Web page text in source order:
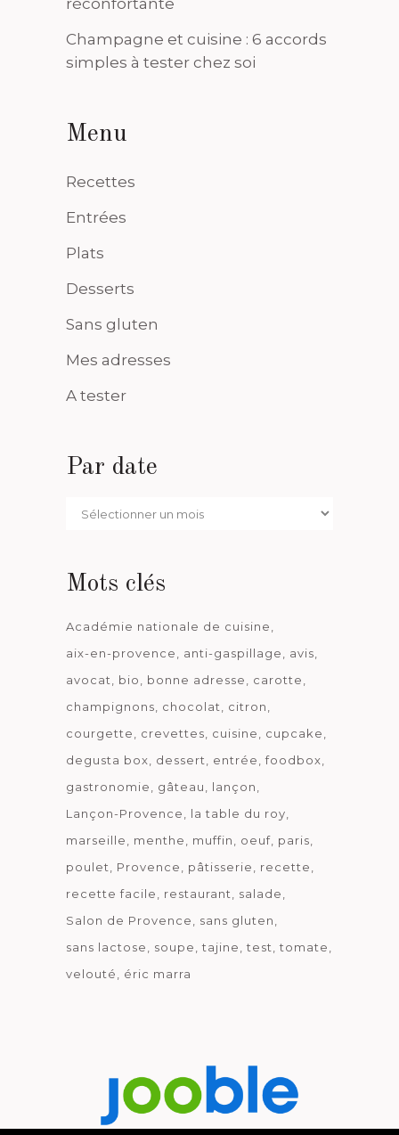
réconfortante
Champagne et cuisine : 6 accords
simples à tester chez soi
Menu
Recettes
Entrées
Plats
Desserts
Sans gluten
Mes adresses
A tester
Par date
Par
Mots clés
Académie nationale de cuisine
aix-en-provence
anti-gaspillage
avis
avocat
bio bonne adresse
carotte
champignons
chocolat
citron
courgette
crevettes cuisine
cupcake
degusta box
dessert entrée
foodbox
gastronomie
gâteau
lançon
Lançon-Provence
la table du roy
marseille
menthe muffin oeuf paris
poulet
Provence pâtisserie
recette
recette facile
restaurant
salade
Salon de Provence
sans gluten
sans lactose
soupe tajine test
tomate
velouté
éric marra